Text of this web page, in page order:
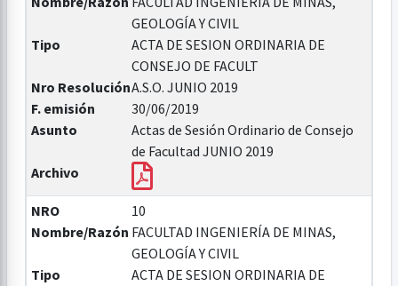
GEOLOGÍA Y CIVIL
Tipo
ACTA DE SESION ORDINARIA DE
CONSEJO DE FACULT
Nro ResoluciónA.S.O. JUNIO 2019
F. emisión
30/06/2019
Asunto
Actas de Sesión Ordinario de Consejo
de Facultad JUNIO 2019
Archivo
NRO
10
Nombre/Razón FACULTAD INGENIERÍA DE MINAS,
GEOLOGÍA Y CIVIL
Tipo
ACTA DE SESION ORDINARIA DE